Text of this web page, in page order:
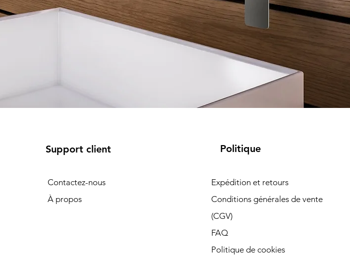
Support client
Contactez-nous
À propos
Politique
Expédition et retours
Conditions générales de vente
(CGV)
FAQ
Politique de cookies